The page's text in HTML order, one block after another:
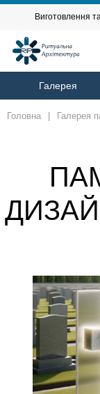
Виготовлення
Галерея
Головна Галерея